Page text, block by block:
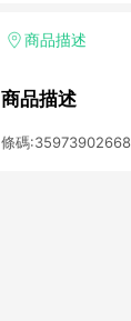
Yahoo超贈點回饋
商品描述
商品描述
條碼